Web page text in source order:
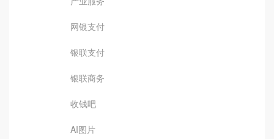
网银支付
银联支付
银联商务
收钱吧
AI图片